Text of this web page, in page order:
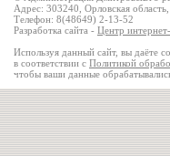
Адрес: 303240, Орловская
Телефон: 8(48649) 2-13-52
Разработка сайта - Центр
Используя данный сайт, вы даёте
в соответствии с Политикой
чтобы ваши данные